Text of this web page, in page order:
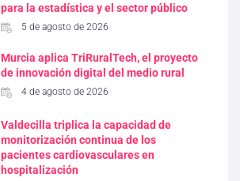
para la estadística y el sector público
5 de agosto de 2026
Murcia aplica TriRuralTech, el proyecto
de innovación digital del medio rural
4 de agosto de 2026
Valdecilla triplica la capacidad de
monitorización continua de los
pacientes cardiovasculares en
hospitalización